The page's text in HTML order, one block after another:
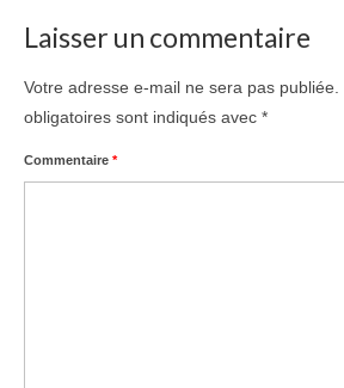
Laisser un commentaire
Votre adresse e-mail ne sera pas publiée.
obligatoires sont indiqués avec *
Commentaire *